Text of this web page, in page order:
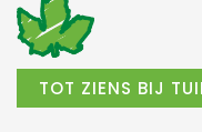
TOT ZIENS BIJ